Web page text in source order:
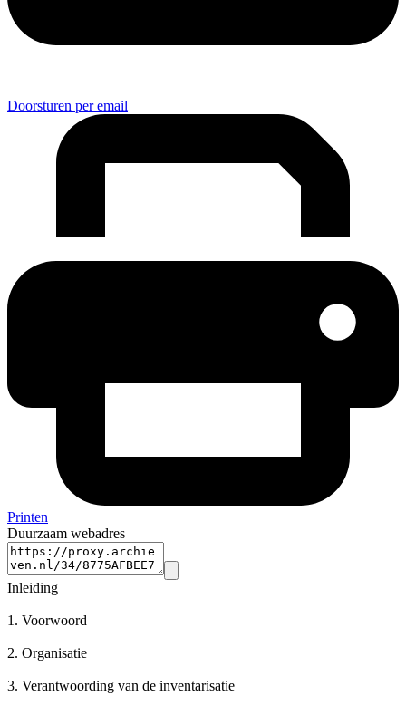
Doorsturen per email
Printen
Duurzaam webadres
Inleiding
1. Voorwoord
2. Organisatie
3. Verantwoording van de inventarisatie